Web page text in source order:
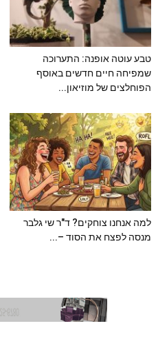
טבע עוטה אופנה: התערוכה
שמפיחה חיים חדשים באוסף
הפוחלצים של מוזיאון...
למה אנחנו צוחקים? ד"ר שי גלבר
מנסה לפצח את הסוד –...